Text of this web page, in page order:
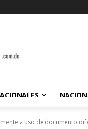
a uso de documento